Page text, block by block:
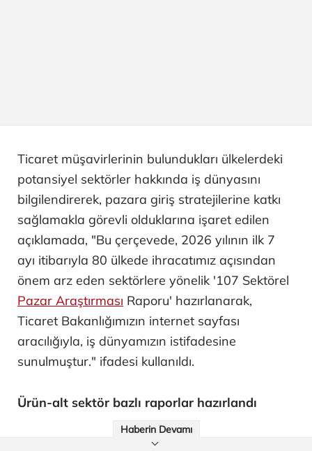
Ticaret müşavirlerinin bulundukları ülkelerdeki
potansiyel sektörler hakkında iş dünyasını
bilgilendirerek, pazara giriş stratejilerine katkı
sağlamakla görevli olduklarına işaret edilen
açıklamada, "Bu çerçevede, 2026 yılının ilk 7
ayı itibarıyla 80 ülkede ihracatımız açısından
önem arz eden sektörlere yönelik '107 Sektörel
Pazar Araştırması Raporu' hazırlanarak,
Ticaret Bakanlığımızın internet sayfası
aracılığıyla, iş dünyamızın istifadesine
sunulmuştur." ifadesi kullanıldı.
Ürün-alt sektör bazlı raporlar hazırlandı
Haberin Devamı